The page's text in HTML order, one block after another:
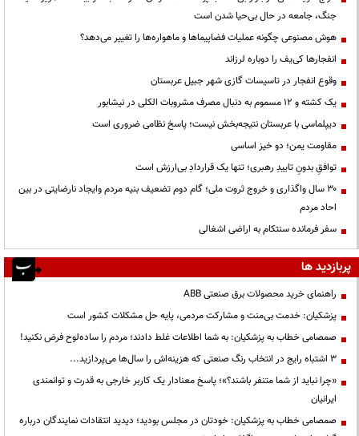
جنگ، جامعه در حال بی‌حیا شدن است
هوش مصنوعی چگونه عملیات فضاپیماها و ماهواره‌ها را تغییر می‌دهد؟
انفجارها کی‌یف را دوباره لرزاند
وقوع انفجار در تاسیسات گازی شهر جبیل عربستان
یک کشته و ۱۲ مسموم به دنبال مصرف مشروبات الکلی در نیشابور
دیپلماسی با عربستان نتیجه‌بخش نیست؛ پاسخ نظامی ضروری است
مقاومت یمن؛ دو خیز اساسی
توافقِ بدونِ تاییدِ رهبری؛ تنها یک قراردادِ بی‌ارزش است
۳۰ سال واگذاری و خروج ثروت ملی؛ گام دوم تضعیف بنیه مردم وایجاد نارضایتی در بین
احاد مردم
سفر فرمانده سنتکام به اراضی اشغالی
پربازدید ها
راهنمای خرید محصولات برق صنعتی ABB
پزشکیان: خدمت بی‌منت و مشارکت مردمی، پایه حل مشکلات کشور است
صمصامی خطاب به پزشکیان: به شما اطلاعات غلط دادند؛ مردم را ساده‌لوح فرض نکنید!
3 اشتباه رایج در انتخاب رنگ صنعتی که هزینه‌اش را سال‌ها می‌پردازید...
«چرا نباید از شما متنفر باشند؟»؛ پاسخ معنادار یک کاربر خارجی به قدرت و توانمندی
ایرانیان
صمصامی خطاب به پزشکیان: خودتان در مجلس بودید؛ دیدید انتقادات نمایندگان درباره